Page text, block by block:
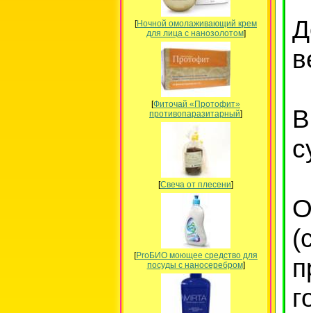
[Ночной омолаживающий крем
для лица с нанозолотом]
[Фиточай «Протофит»
противопаразитарный]
[Свеча от плесени]
[ProБИО моющее средство для
посуды c наносеребром]